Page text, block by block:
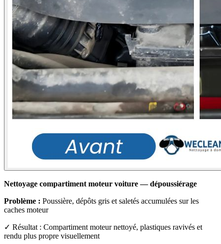
Nettoyage compartiment moteur voiture — dépoussiérage
Problème : Poussière, dépôts gris et saletés accumulées sur les
caches moteur
✓ Résultat : Compartiment moteur nettoyé, plastiques ravivés et
rendu plus propre visuellement